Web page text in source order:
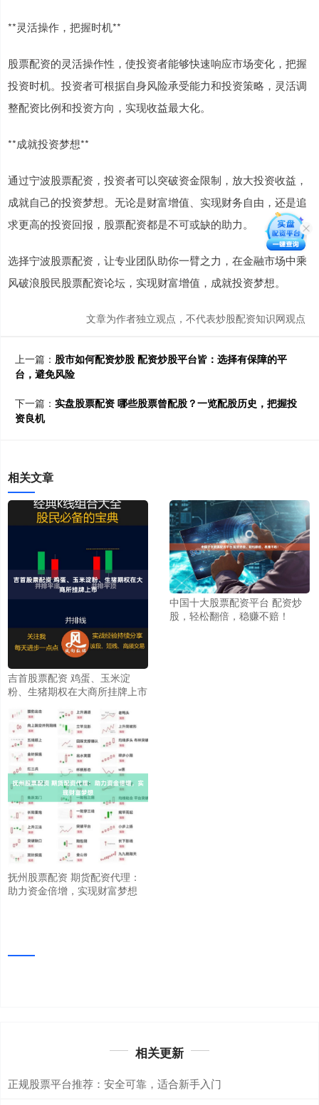
**灵活操作，把握时机**
股票配资的灵活操作性，使投资者能够快速响应市场变化，把握
投资时机。投资者可根据自身风险承受能力和投资策略，灵活调
整配资比例和投资方向，实现收益最大化。
**成就投资梦想**
通过宁波股票配资，投资者可以突破资金限制，放大投资收益，
成就自己的投资梦想。无论是财富增值、实现财务自由，还是追
求更高的投资回报，股票配资都是不可或缺的助力。
选择宁波股票配资，让专业团队助你一臂之力，在金融市场中乘
风破浪股民股票配资论坛，实现财富增值，成就投资梦想。
文章为作者独立观点，不代表炒股配资知识网观点
上一篇： 股市如何配资炒股 配资炒股平台皆：选择有保障的平
台，避免风险
下一篇： 实盘股票配资 哪些股票曾配股？一览配股历史，把握投
资良机
相关文章
吉首股票配资 鸡蛋、玉米淀
粉、生猪期权在大商所挂牌上市
中国十大股票配资平台 配资炒
股，轻松翻倍，稳赚不赔！
抚州股票配资 期货配资代理：
助力资金倍增，实现财富梦想
相关更新
正规股票平台推荐：安全可靠，适合新手入门